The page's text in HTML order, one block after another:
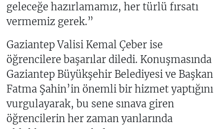
geleceğe hazırlamamız, her türlü fırsatı
vermemiz gerek.”
Gaziantep Valisi Kemal Çeber ise
öğrencilere başarılar diledi. Konuşmasında
Gaziantep Büyükşehir Belediyesi ve Başkan
Fatma Şahin’in önemli bir hizmet yaptığını
vurgulayarak, bu sene sınava giren
öğrencilerin her zaman yanlarında